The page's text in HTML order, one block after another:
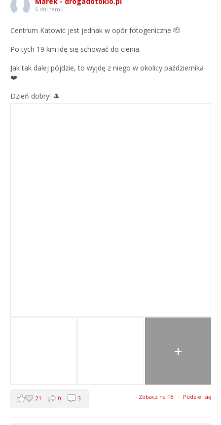
6 dni temu
Centrum Katowic jest jednak w opór fotogeniczne 🫡
Po tych 19 km idę się schować do cienia.
Jak tak dalej pójdzie, to wyjdę z niego w okolicy października
❤️
Dzień dobry! 🎩
+
Zobacz na FB · Podziel się
21 0 3